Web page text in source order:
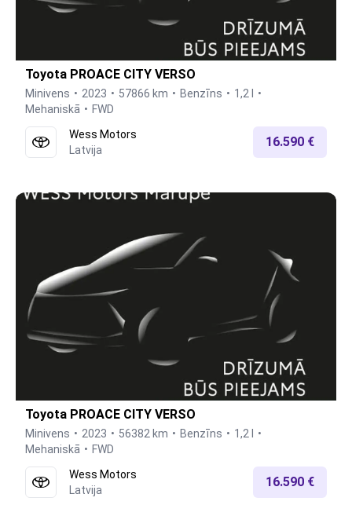
Toyota PROACE CITY VERSO
Minivens 2023 57866 km Benzīns
1,2 l
Mehaniskā
FWD
Wess Motors
Latvija
16.590 €
Toyota PROACE CITY VERSO
Minivens 2023 56382 km Benzīns
1,2 l
Mehaniskā
FWD
Wess Motors
Latvija
16.590 €